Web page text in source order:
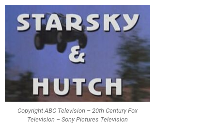
Copyright ABC Television – 20th Century Fox
Television – Sony Pictures Television